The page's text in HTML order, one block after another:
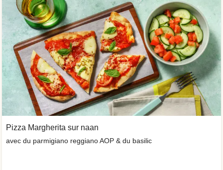
Pizza Margherita sur naan
avec du parmigiano reggiano AOP & du basilic